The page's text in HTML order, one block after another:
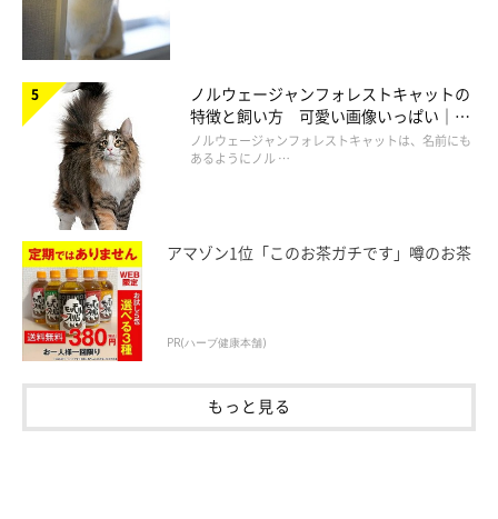
ノルウェージャンフォレストキャットの
特徴と飼い方 可愛い画像いっぱい｜ね
このきもち 猫図鑑
ノルウェージャンフォレストキャットは、名前にも
あるようにノル …
アマゾン1位「このお茶ガチです」噂のお茶
PR(ハーブ健康本舗)
もっと見る